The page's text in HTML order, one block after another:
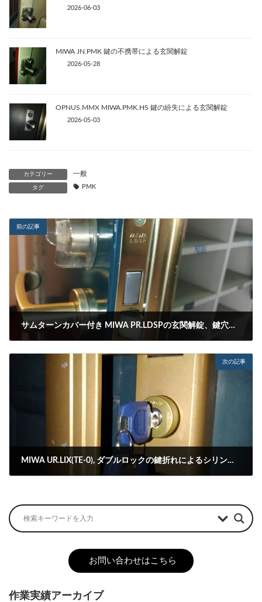
2026-06-03
MIWA JN.PMK 鍵の不携帯による玄関解錠
2026-05-28
OPNUS.MMX MIWA.PMK.HS 鍵の紛失による玄関解錠
2026-05-03
カテゴリー 一般
タグ PMK
前の記事
サムターンカバー付き MIWA PR.LDSPの玄関解錠、鍵穴にキーが刺さらない
次の記事
MIWA UR.LIX(TE-0), ダブルロックの鍵折れによるシリンダー交換
お問い合わせはこちら
作業実績アーカイブ